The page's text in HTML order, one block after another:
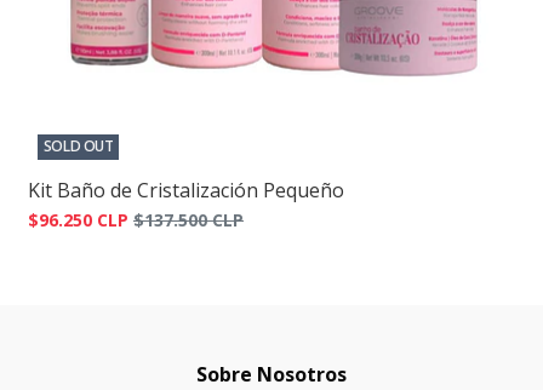
SOLD OUT
Kit Baño de Cristalización Pequeño
$96.250 CLP $137.500 CLP
Sobre Nosotros